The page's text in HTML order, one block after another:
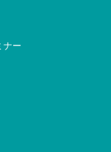
ナー